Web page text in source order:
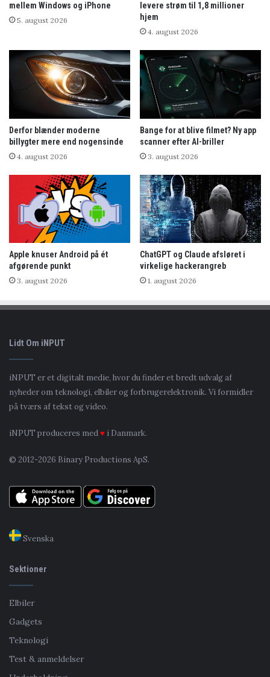
mellem Windows og iPhone
5. august 2026
levere strøm til 1,8 millioner
hjem
4. august 2026
Derfor blænder moderne
billygter mere end nogensinde
4. august 2026
Bange for at blive filmet? Ny app
scanner efter AI-briller
3. august 2026
Apple knuser Android på ét
afgørende punkt
3. august 2026
ChatGPT og Claude afsløret i
virkelige hackerangreb
1. august 2026
Lidt Om iNPUT
iNPUT er et digitalt medie, hvor du finder et bredt udvalg af
nyheder om teknologi, elbiler og forbrugerelektronik. Vi formidler
på tværs af tekst og video.
iNPUT produceres med♥ i Danmark.
© 2012-2026 Binary Productions ApS.
Svenska
Sektioner
Elbiler
Gadgets
Teknologi
Test & anmeldelser